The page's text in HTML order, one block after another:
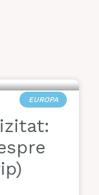
EUROPA